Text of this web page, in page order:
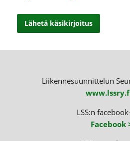
Lähetä käsikirjoitus
Liikennesuunnittelun
LSS:n
Facebook